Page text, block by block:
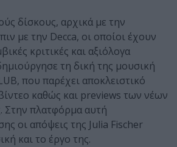
δίσκους, αρχικά με την
με την Decca, oι οποίοι έχουν
κριτικές και αξιόλογα
τη δική της μουσική
που παρέχει αποκλειστικό
καθώς και previews των νέων
Στην πλατφόρμα αυτή
οι απόψεις της Julia Fischer
και το έργο της.